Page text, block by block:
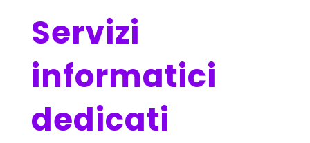
Servizi
informatici
dedicati